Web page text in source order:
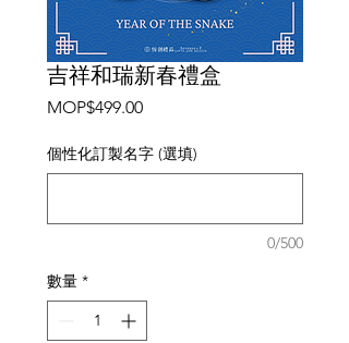
吉祥和瑞新春禮盒
MOP$499.00價
個性化訂製名字 (選填)
0/500
數量 *